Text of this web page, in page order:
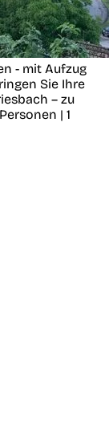
- mit Aufzug
Sie Ihre
– zu
| 1